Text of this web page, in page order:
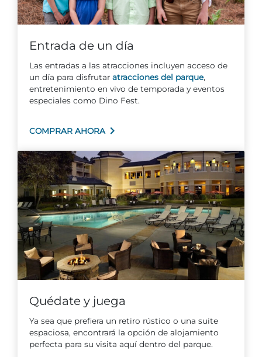
Entrada de un día
Las entradas a las atracciones incluyen acceso de
un día para disfrutar atracciones del parque,
entretenimiento en vivo de temporada y eventos
especiales como Dino Fest.
COMPRAR AHORA
Quédate y juega
Ya sea que prefiera un retiro rústico o una suite
espaciosa, encontrará la opción de alojamiento
perfecta para su visita aquí dentro del parque.